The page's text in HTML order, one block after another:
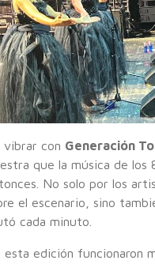
vibrar con Generación
que la música de los
No solo por los
el escenario, sino
cada minuto.
esta edición funcionaron